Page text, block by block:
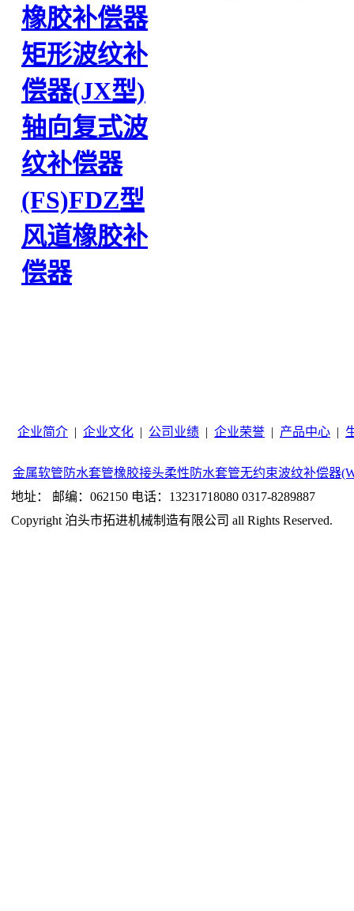
橡胶补偿器
矩形波纹补
偿器(JX型)
轴向复式波
纹补偿器
(FS)FDZ型
风道橡胶补
偿器
企业简介 | 企业文化 | 公司业绩 | 企业荣誉 | 产品中心 |
金属软管 防水套管橡胶接头柔性防水套管无约束波纹补偿器
地址： 邮编：062150 电话：13231718080 0317-8289887
Copyright 泊头市拓进机械制造有限公司 all Rights Reserved.